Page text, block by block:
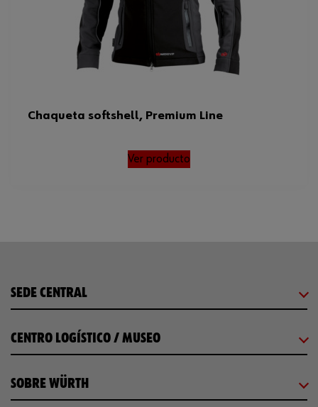
Chaqueta softshell, Premium Line
Ver producto
SEDE CENTRAL
CENTRO LOGÍSTICO / MUSEO
SOBRE WÜRTH